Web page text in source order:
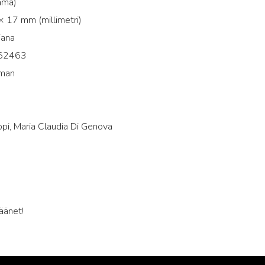
17 mm (millimetri)
Maria Claudia Di Genova